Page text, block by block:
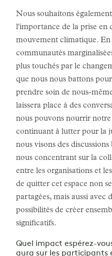
Nous souhaitons
l'importance de la prise en
mouvement climatique. En
communautés
plus touchés par le
que nous nous battons
prendre soin de nous-
laissera place à des
nous pouvons nourrir
continuant à lutter pour la
nous visons des
nous concentrant sur la
entre les organisations et
de quitter cet espace non
partagées, mais aussi avec
possibilités de créer
significatifs.
Quel impact espérez-
aura sur les participants